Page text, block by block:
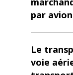
par
Le
voie